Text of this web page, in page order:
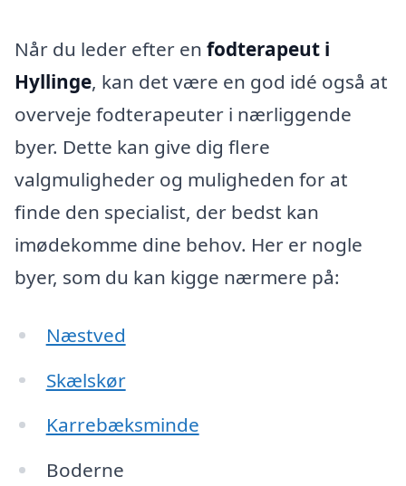
Når du leder efter en fodterapeut i
Hyllinge, kan det være en god idé også at
overveje fodterapeuter i nærliggende
byer. Dette kan give dig flere
valgmuligheder og muligheden for at
finde den specialist, der bedst kan
imødekomme dine behov. Her er nogle
byer, som du kan kigge nærmere på:
Næstved
Skælskør
Karrebæksminde
Boderne